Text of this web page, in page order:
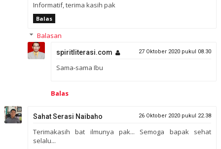
Informatif, terima kasih pak
Balas
Balasan
spiritliterasi.com 27 Oktober 2020 pukul 08.30
Sama-sama Ibu
Balas
Sahat Serasi Naibaho 26 Oktober 2020 pukul 22.38
Terimakasih bat ilmunya pak... Semoga bapak sehat
selalu...